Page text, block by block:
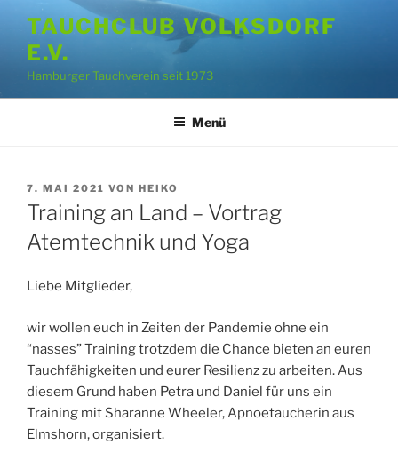
Inhalt
springen
TAUCHCLUB VOLKSDORF
E.V.
Hamburger Tauchverein seit 1973
Menü
VERÖFFENTLICHT
AM
7. MAI 2021 VON HEIKO
Training an Land – Vortrag
Atemtechnik und Yoga
Liebe Mitglieder,
wir wollen euch in Zeiten der Pandemie ohne ein
“nasses” Training trotzdem die Chance bieten an euren
Tauchfähigkeiten und eurer Resilienz zu arbeiten. Aus
diesem Grund haben Petra und Daniel für uns ein
Training mit Sharanne Wheeler, Apnoetaucherin aus
Elmshorn, organisiert.